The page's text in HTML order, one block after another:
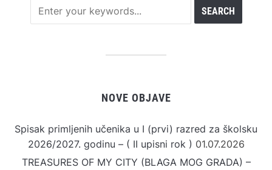
NOVE OBJAVE
Spisak primljenih učenika u I (prvi) razred za školsku
2026/2027. godinu – ( II upisni rok ) 01.07.2026
TREASURES OF MY CITY (BLAGA MOG GRADA) –